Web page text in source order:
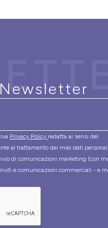
Privacy Policy redatta ai sensi del
al trattamento dei miei dati
di comunicazioni marketing (con
e comunicazioni commerciali - e